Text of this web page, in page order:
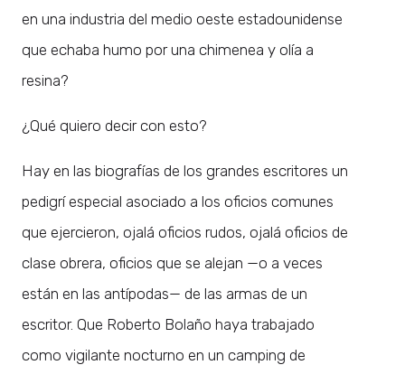
en una industria del medio oeste estadounidense
que echaba humo por una chimenea y olía a
resina?
¿Qué quiero decir con esto?
Hay en las biografías de los grandes escritores un
pedigrí especial asociado a los oficios comunes
que ejercieron, ojalá oficios rudos, ojalá oficios de
clase obrera, oficios que se alejan —o a veces
están en las antípodas— de las armas de un
escritor. Que Roberto Bolaño haya trabajado
como vigilante nocturno en un camping de